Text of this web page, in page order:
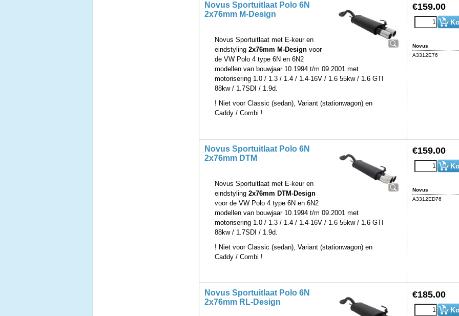
€159.00
Novus
A3312E76
Novus Sportuitlaat Polo 6N
2x76mm M-Design
Novus Sportuitlaat met E-keur en
eindstyling 2x76mm M-Design voor
de VW Polo 4 type 6N en 6N2
modellen van bouwjaar 10.1994 t/m 09.2001 met
motorisering 1.0 / 1.3 / 1.4 / 1.4-16V / 1.6 55kw / 1.6 GTI
88kw / 1.7SDI / 1.9d.
! Niet voor Classic (sedan), Variant (stationwagon) en
Caddy / Combi !
€159.00
Novus
A3312ED76
Novus Sportuitlaat Polo 6N
2x76mm DTM
Novus Sportuitlaat met E-keur en
eindstyling 2x76mm DTM-Design
voor de VW Polo 4 type 6N en 6N2
modellen van bouwjaar 10.1994 t/m 09.2001 met
motorisering 1.0 / 1.3 / 1.4 / 1.4-16V / 1.6 55kw / 1.6 GTI
88kw / 1.7SDI / 1.9d.
! Niet voor Classic (sedan), Variant (stationwagon) en
Caddy / Combi !
€185.00
Novus Sportuitlaat Polo 6N
2x76mm RL-Design